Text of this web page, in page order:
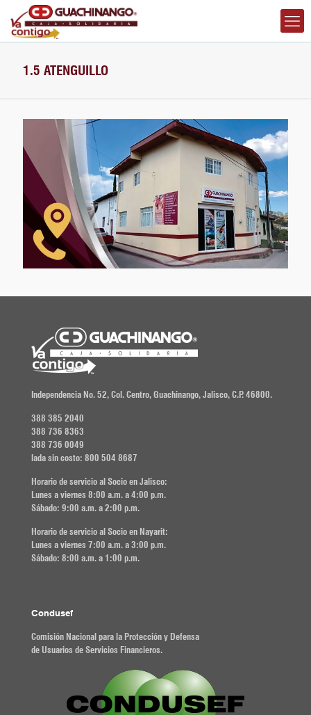
1.5 ATENGUILLO
Independencia No. 52, Col. Centro, Guachinango, Jalisco, C.P. 46800.
388 385 2040
388 736 8363
388 736 0049
lada sin costo: 800 504 8687
Horario de servicio al Socio en Jalisco:
Lunes a viernes 8:00 a.m. a 4:00 p.m.
Sábado: 9:00 a.m. a 2:00 p.m.
Horario de servicio al Socio en Nayarit:
Lunes a viernes 7:00 a.m. a 3:00 p.m.
Sábado: 8:00 a.m. a 1:00 p.m.
Condusef
Comisión Nacional para la Protección y Defensa
de Usuarios de Servicios Financieros.